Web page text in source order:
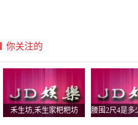
新的成长和进步。其次，设立
3、假纠正孩子的生活习惯。
混乱，家长可帮助孩子按照
习运动，有规律地作息，从
生活。引导孩子寻找开学的“
你关注的
禾生坊,禾生家粑粑坊